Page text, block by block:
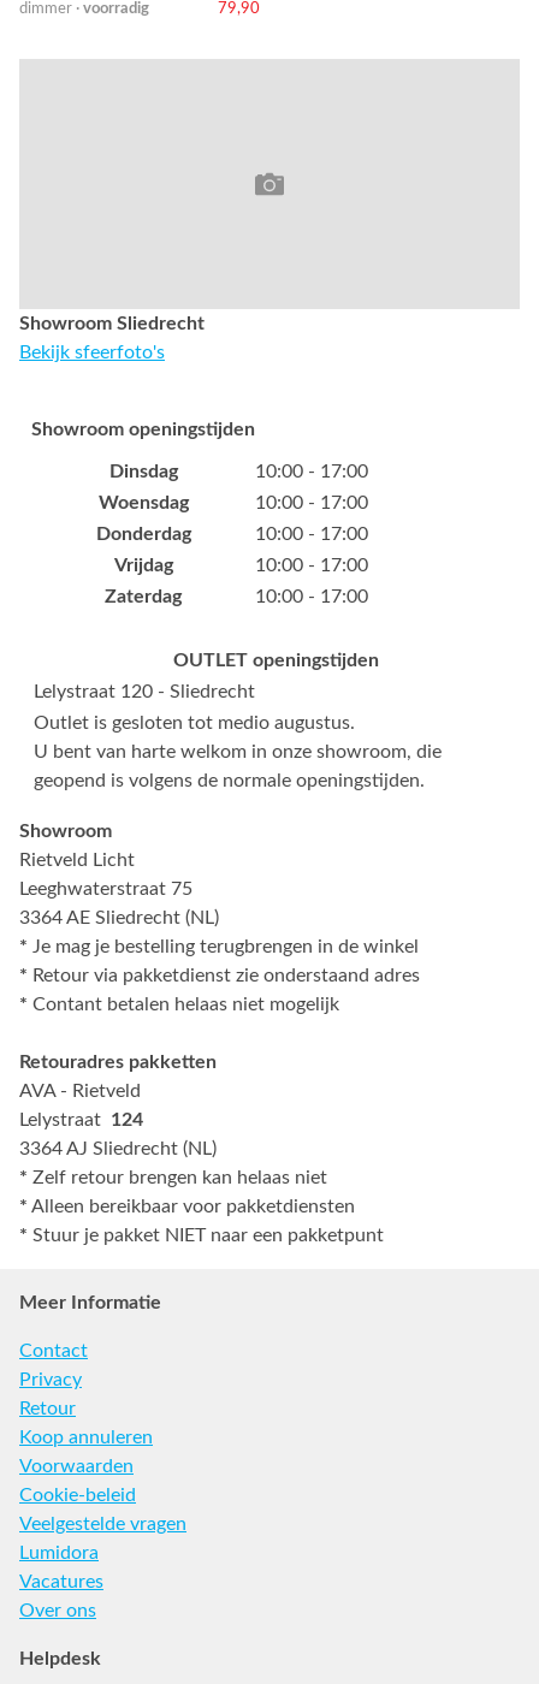
dimmer · voorradig 79,90
Showroom Sliedrecht
Bekijk sfeerfoto's
Showroom openingstijden
Dinsdag
10:00 - 17:00
Woensdag
10:00 - 17:00
Donderdag
10:00 - 17:00
Vrijdag
10:00 - 17:00
Zaterdag
10:00 - 17:00
OUTLET openingstijden
Lelystraat 120 - Sliedrecht
Outlet is gesloten tot medio augustus.
U bent van harte welkom in onze showroom, die
geopend is volgens de normale openingstijden.
Showroom
Rietveld Licht
Leeghwaterstraat 75
3364 AE Sliedrecht (NL)
* Je mag je bestelling terugbrengen in de winkel
* Retour via pakketdienst zie onderstaand adres
* Contant betalen helaas niet mogelijk
Retouradres pakketten
AVA - Rietveld
Lelystraat 124
3364 AJ Sliedrecht (NL)
* Zelf retour brengen kan helaas niet
* Alleen bereikbaar voor pakketdiensten
* Stuur je pakket NIET naar een pakketpunt
Meer Informatie
Contact
Privacy
Retour
Koop annuleren
Voorwaarden
Cookie-beleid
Veelgestelde vragen
Lumidora
Vacatures
Over ons
Helpdesk